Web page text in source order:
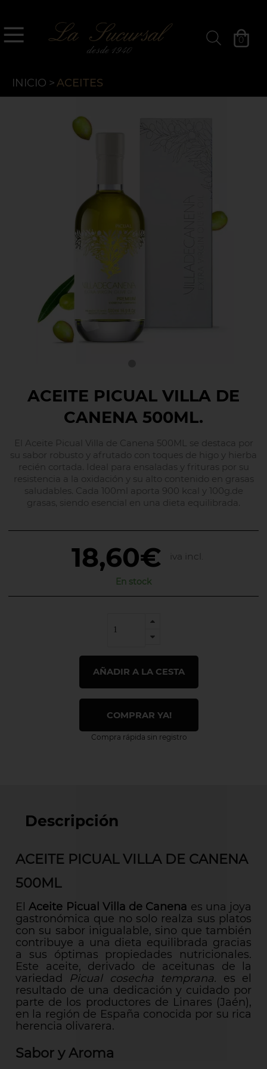
Filtros » 0
INICIO >ACEITES
ACEITE PICUAL VILLA DE
CANENA 500ML.
El Aceite Picual Villa de Canena 500ML se destaca por
su sabor robusto y afrutado con toques de higo y hierba
recién cortada. Ideal para ensaladas y frituras por su
resistencia a la oxidación y su alto contenido en grasas
saludables. Cada 100ml aporta 900 kcal y 100g.de
grasas, siendo esencial en una dieta equilibrada.
18,60€ iva incl.
En stock
AÑADIR A LA CESTA
COMPRAR YA!
Compra rápida sin registro
Descripción
ACEITE PICUAL VILLA DE CANENA
500ML
ElAceite Picual Villa de Canena es una joya
gastronómica que no solo realza sus platos
con su sabor inigualable, sino que también
contribuye a una dieta equilibrada gracias
a sus óptimas propiedades nutricionales.
Este aceite, derivado de aceitunas de la
variedad Picual cosecha temprana. es el
resultado de una dedicación y cuidado por
parte de los productores de Linares (Jaén),
en la región de España conocida por su rica
herencia olivarera.
Sabor y Aroma